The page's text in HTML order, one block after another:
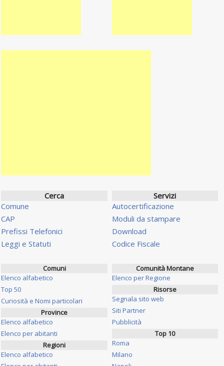
Cerca
Comune
CAP
Prefissi Telefonici
Leggi e Statuti
Servizi
Autocertificazione
Moduli da stampare
Download
Codice Fiscale
Comuni
Elenco alfabetico
Top 50
Curiosità e Nomi particolari
Province
Elenco alfabetico
Elenco per abitanti
Regioni
Elenco alfabetico
Comunità Montane
Elenco per Regione
Risorse
Segnala sito web
Siti Partner
Pubblicità
Top 10
Roma
Milano